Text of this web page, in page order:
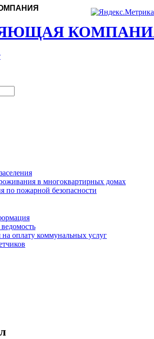
в многоквартирных домах
по пожарной безопасности
оплату коммунальных услуг